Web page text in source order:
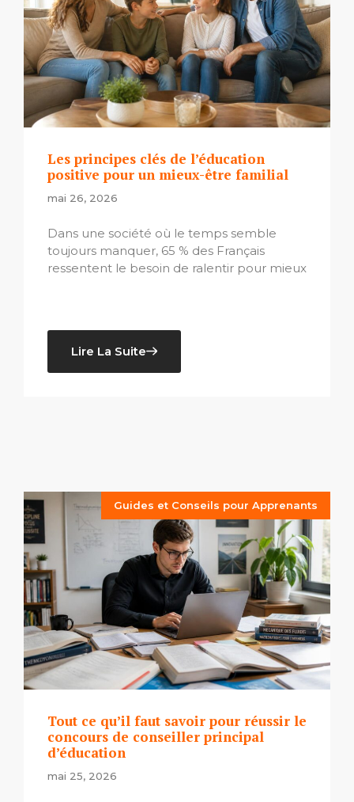
Les principes clés de l’éducation
positive pour un mieux-être familial
mai 26, 2026
Dans une société où le temps semble
toujours manquer, 65 % des Français
ressentent le besoin de ralentir pour mieux
Lire La Suite
Guides et Conseils pour Apprenants
Tout ce qu’il faut savoir pour réussir le
concours de conseiller principal
d’éducation
mai 25, 2026